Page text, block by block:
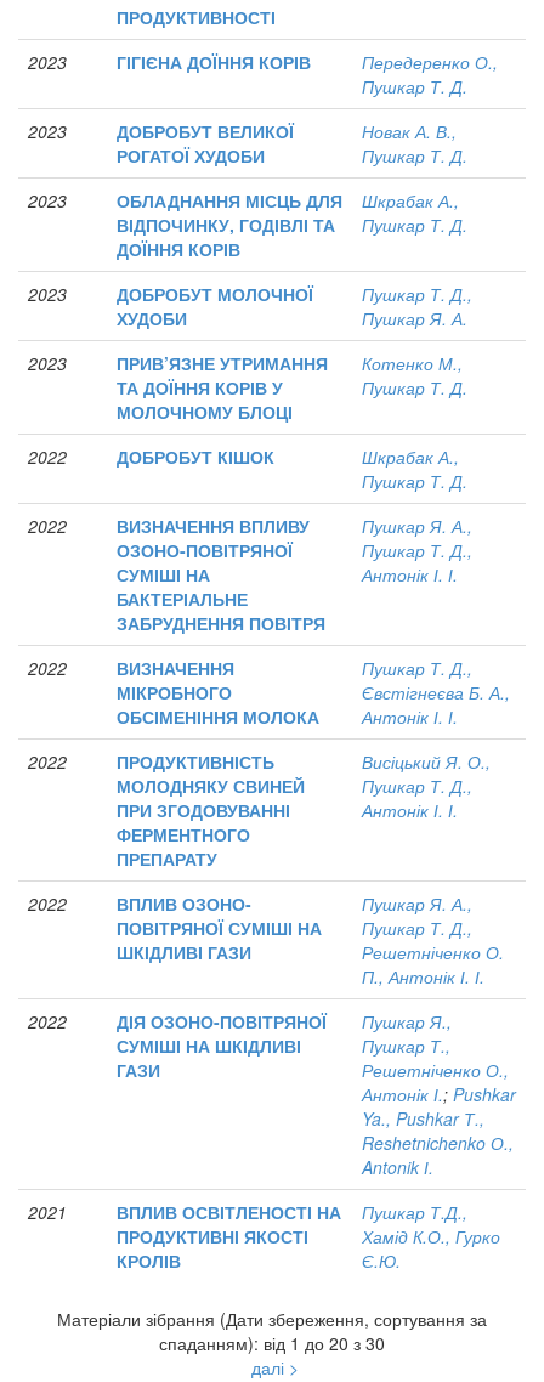
ПРОДУКТИВНОСТІ
2023
ГІГІЄНА ДОЇННЯ КОРІВ
Передеренко О.,
Пушкар Т. Д.
2023
ДОБРОБУТ ВЕЛИКОЇ
РОГАТОЇ ХУДОБИ
Новак А. В.,
Пушкар Т. Д.
2023
ОБЛАДНАННЯ МІСЦЬ ДЛЯ
ВІДПОЧИНКУ, ГОДІВЛІ ТА
ДОЇННЯ КОРІВ
Шкрабак А.,
Пушкар Т. Д.
2023
ДОБРОБУТ МОЛОЧНОЇ
ХУДОБИ
Пушкар Т. Д.,
Пушкар Я. А.
2023
ПРИВ’ЯЗНЕ УТРИМАННЯ
ТА ДОЇННЯ КОРІВ У
МОЛОЧНОМУ БЛОЦІ
Котенко М.,
Пушкар Т. Д.
2022 ДОБРОБУТ КІШОК
Шкрабак А.,
Пушкар Т. Д.
2022
ВИЗНАЧЕННЯ ВПЛИВУ
ОЗОНО-ПОВІТРЯНОЇ
СУМІШІ НА
БАКТЕРІАЛЬНЕ
ЗАБРУДНЕННЯ ПОВІТРЯ
Пушкар Я. А.,
Пушкар Т. Д.,
Антонік І. І.
2022
ВИЗНАЧЕННЯ
МІКРОБНОГО
ОБСІМЕНІННЯ МОЛОКА
Пушкар Т. Д.,
Євстігнеєва Б. А.,
Антонік І. І.
2022
ПРОДУКТИВНІСТЬ
МОЛОДНЯКУ СВИНЕЙ
ПРИ ЗГОДОВУВАННІ
ФЕРМЕНТНОГО
ПРЕПАРАТУ
Висіцький Я. О.,
Пушкар Т. Д.,
Антонік І. І.
2022
ВПЛИВ ОЗОНО-
ПОВІТРЯНОЇ СУМІШІ НА
ШКІДЛИВІ ГАЗИ
Пушкар Я. А.,
Пушкар Т. Д.,
Решетніченко О.
П., Антонік І. І.
2022
ДІЯ ОЗОНО-ПОВІТРЯНОЇ
СУМІШІ НА ШКІДЛИВІ
ГАЗИ
Пушкар Я.,
Пушкар Т.,
Решетніченко О.,
Антонік І.; Pushkar
Ya., Pushkar Т.,
Reshetnichenko О.,
Antonik І.
2021
ВПЛИВ ОСВІТЛЕНОСТІ НА
ПРОДУКТИВНІ ЯКОСТІ
КРОЛІВ
Пушкар Т.Д.,
Хамід К.О., Гурко
Є.Ю.
Матеріали зібрання (Дати збереження, сортування за
спаданням): від 1 до 20 з 30
далі >